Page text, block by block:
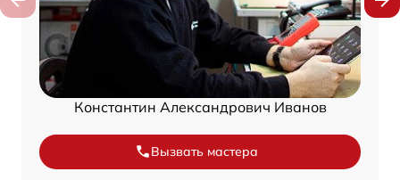
Константин Александрович Иванов
Вызвать мастера